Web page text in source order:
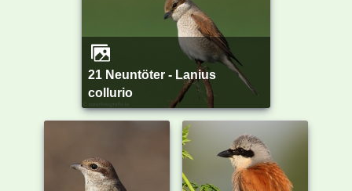
21 Neuntöter - Lanius
collurio